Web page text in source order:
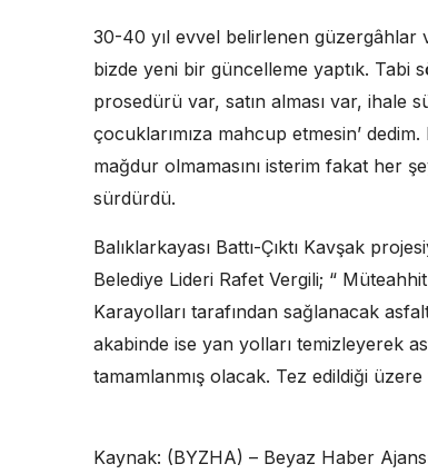
30-40 yıl evvel belirlenen güzergâhlar
bizde yeni bir güncelleme yaptık.
prosedürü var, satın alması var, ihale
çocuklarımıza mahcup etmesin’ dedim.
mağdur olmamasını isterim fakat her
sürdürdü.
Balıklarkayası Battı-Çıktı Kavşak
Belediye Lideri Rafet Vergili; “
Karayolları tarafından sağlanacak
akabinde ise yan yolları temizleyerek
tamamlanmış olacak. Tez edildiği
Kaynak: (BYZHA) – Beyaz Haber